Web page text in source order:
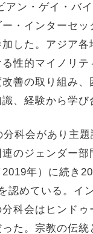
アン・ゲイ・バ
ー・インターセ
した。アジア各
性的マイノリテ
善の取り組み、
、経験から学び
科会があり主題
のジェンダー部
年）に続き
認めている。イ
分科会はヒンド
た。宗教の伝統